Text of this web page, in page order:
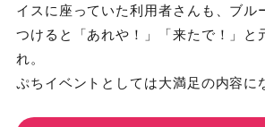
イスに座っていた利用者さんも、ブル
つけると「あれや！」「来たで！」と
れ。
ぷちイベントとしては大満足の内容に